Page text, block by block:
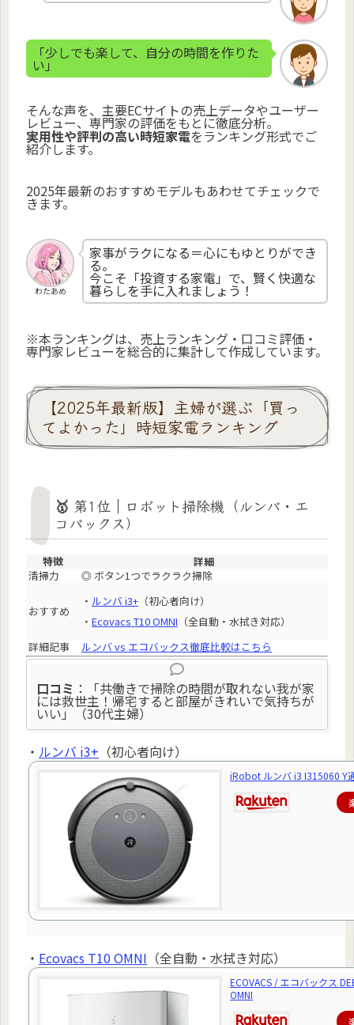
「少しでも楽して、自分の時間を作りた
い」
そんな声を、主要ECサイトの売上データやユーザー
レビュー、専門家の評価をもとに徹底分析。
実用性や評判の高い時短家電をランキング形式でご
紹介します。
2025年最新のおすすめモデルもあわせてチェックで
きます。
わたあめ
家事がラクになる＝心にもゆとりができ
る。
今こそ「投資する家電」で、賢く快適な
暮らしを手に入れましょう！
※本ランキングは、売上ランキング・口コミ評価・
専門家レビューを総合的に集計して作成しています。
【2025年最新版】主婦が選ぶ「買っ
てよかった」時短家電ランキング
🥇 第1位｜ロボット掃除機（ルンバ・エ
コバックス）
特徴
詳細
清掃力
◎ ボタン1つでラクラク掃除
おすすめ
・ ルンバ i3+ （初心者向け）
・ Ecovacs T10 OMNI （全自動・水拭き対応）
詳細記事
ルンバ vs エコバックス徹底比較はこちら
口コミ ：「共働きで掃除の時間が取れない我が家
には救世主！帰宅すると部屋がきれいで気持ちが
いい」（30代主婦）
・ ルンバ i3+ （初心者向け）
iRobot ルンバ i3 I315060 Y
・ Ecovacs T10 OMNI （全自動・水拭き対応）
ECOVACS / エコバックス
OMNI